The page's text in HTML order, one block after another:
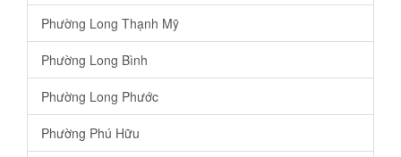
Phường Long Thạnh Mỹ
Phường Long Bình
Phường Long Phước
Phường Phú Hữu